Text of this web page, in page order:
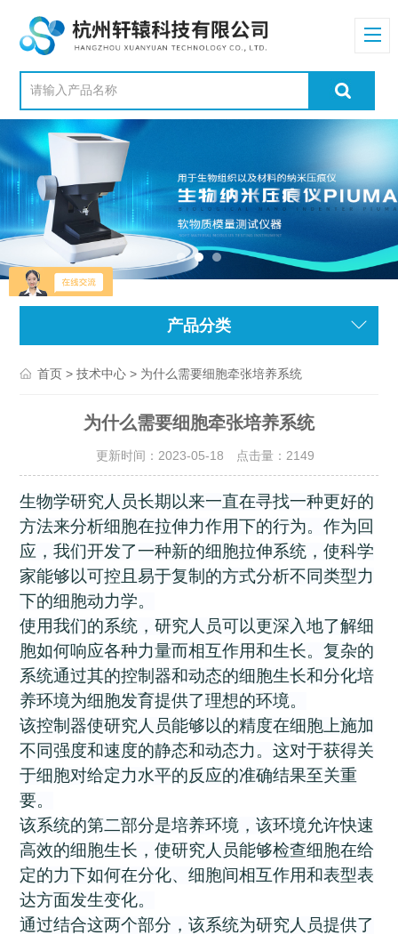
产品分类
首页 >技术中心 > 为什么需要细胞牵张培养系统
为什么需要细胞牵张培养系统
更新时间：2023-05-18 点击量： 2149
生物学研究人员长期以来一直在寻找一种更好的
方法来分析细胞在拉伸力作用下的行为。作为回
应，我们开发了一种新的细胞拉伸系统，使科学
家能够以可控且易于复制的方式分析不同类型力
下的细胞动力学。
使用我们的系统，研究人员可以更深入地了解细
胞如何响应各种力量而相互作用和生长。复杂的
系统通过其的控制器和动态的细胞生长和分化培
养环境为细胞发育提供了理想的环境。
该控制器使研究人员能够以的精度在细胞上施加
不同强度和速度的静态和动态力。这对于获得关
于细胞对给定力水平的反应的准确结果至关重
要。
该系统的第二部分是培养环境，该环境允许快速
高效的细胞生长，使研究人员能够检查细胞在给
定的力下如何在分化、细胞间相互作用和表型表
达方面发生变化。
通过结合这两个部分，该系统为研究人员提供了